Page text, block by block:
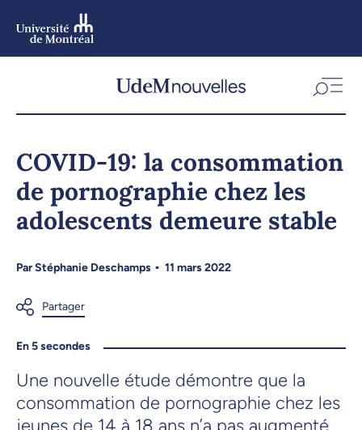
COVID-19: la consommation
de pornographie chez les
adolescents demeure stable
ParStéphanie Deschamps 11 mars 2022
En 5 secondes
Une nouvelle étude démontre que la
consommation de pornographie chez les
jeunes de 14 à 18 ans n’a pas augmenté